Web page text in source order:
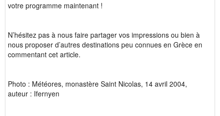
votre programme maintenant !
N’hésitez pas à nous faire partager vos impressions ou bien à
nous proposer d’autres destinations peu connues en Grèce en
commentant cet article.
Photo : Météores, monastère Saint Nicolas, 14 avril 2004,
auteur : Ifernyen